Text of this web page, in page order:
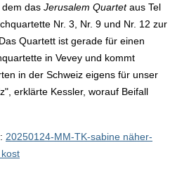
das Jerusalem Quartetaus Tel
Nr. 3, Nr. 9 und Nr. 12 zur
Quartett ist gerade für einen
in Vevey und kommt
in der Schweiz eigens für unser
erklärte Kessler, worauf Beifall
20250124-MM-TK-sabine näher-